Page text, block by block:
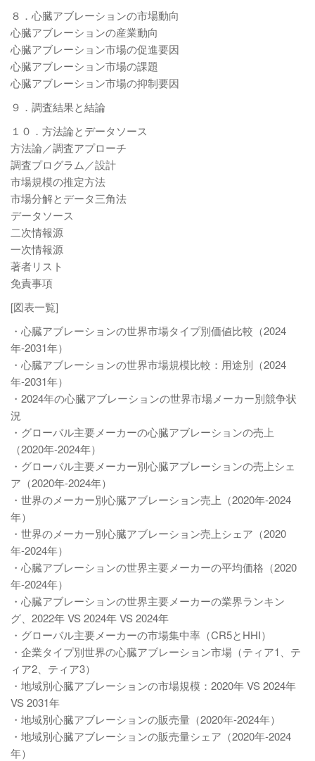
８．心臓アブレーションの市場動向
心臓アブレーションの産業動向
心臓アブレーション市場の促進要因
心臓アブレーション市場の課題
心臓アブレーション市場の抑制要因
９．調査結果と結論
１０．方法論とデータソース
方法論／調査アプローチ
調査プログラム／設計
市場規模の推定方法
市場分解とデータ三角法
データソース
二次情報源
一次情報源
著者リスト
免責事項
[図表一覧]
・心臓アブレーションの世界市場タイプ別価値比較（2024
年-2031年）
・心臓アブレーションの世界市場規模比較：用途別（2024
年-2031年）
・2024年の心臓アブレーションの世界市場メーカー別競争状
況
・グローバル主要メーカーの心臓アブレーションの売上
（2020年-2024年）
・グローバル主要メーカー別心臓アブレーションの売上シェ
ア（2020年-2024年）
・世界のメーカー別心臓アブレーション売上（2020年-2024
年）
・世界のメーカー別心臓アブレーション売上シェア（2020
年-2024年）
・心臓アブレーションの世界主要メーカーの平均価格（2020
年-2024年）
・心臓アブレーションの世界主要メーカーの業界ランキン
グ、2022年 VS 2024年 VS 2024年
・グローバル主要メーカーの市場集中率（CR5とHHI）
・企業タイプ別世界の心臓アブレーション市場（ティア1、テ
ィア2、ティア3）
・地域別心臓アブレーションの市場規模：2020年 VS 2024年
VS 2031年
・地域別心臓アブレーションの販売量（2020年-2024年）
・地域別心臓アブレーションの販売量シェア（2020年-2024
年）